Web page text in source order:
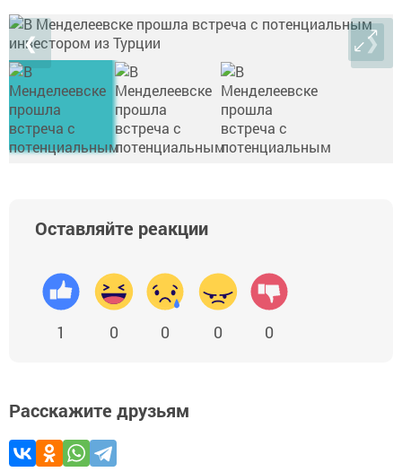
❮ ❯
Оставляйте реакции
1 0 0 0 0
Расскажите друзьям